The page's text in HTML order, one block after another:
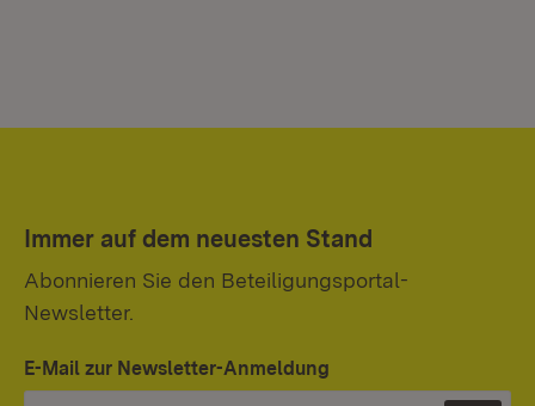
Immer auf dem neuesten Stand
Abonnieren Sie den Beteiligungsportal-
Newsletter.
E-Mail zur Newsletter-Anmeldung